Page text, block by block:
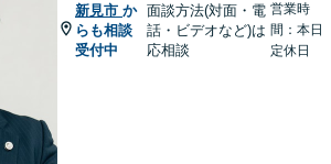
新見市 か
らも相談
受付中
面談方法(対面・電
話・ビデオなど)は
応相談
営業時
間：本日
定休日